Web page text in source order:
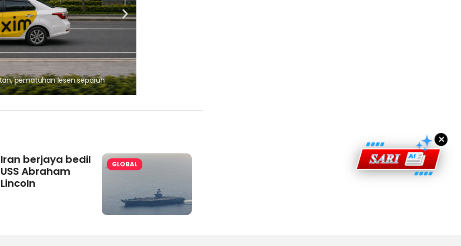
pematuhan lesen separuh
Iran berjaya bedil
USS Abraham
Lincoln
GLOBAL
×